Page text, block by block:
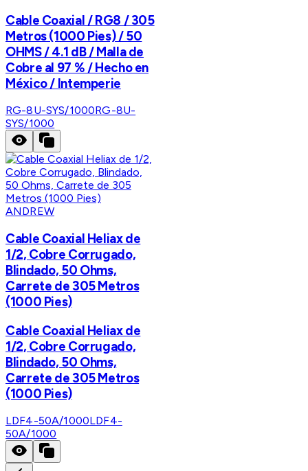
Cable Coaxial / RG8 / 305
Metros (1000 Pies) / 50
OHMS / 4.1 dB / Malla de
Cobre al 97 % / Hecho en
México / Intemperie
RG-8U-SYS/1000RG-8U-
SYS/1000
ANDREW
Cable Coaxial Heliax de
1/2, Cobre Corrugado,
Blindado, 50 Ohms,
Carrete de 305 Metros
(1000 Pies)
Cable Coaxial Heliax de
1/2, Cobre Corrugado,
Blindado, 50 Ohms,
Carrete de 305 Metros
(1000 Pies)
LDF4-50A/1000LDF4-
50A/1000